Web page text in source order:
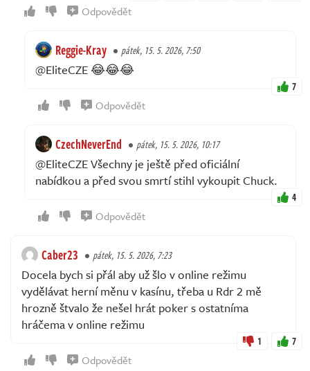
Odpovědět
Reggie-Kray pátek, 15. 5. 2026, 7:50
@EliteCZE 😂😂😂
7
Odpovědět
CzechNeverEnd pátek, 15. 5. 2026, 10:17
@EliteCZE Všechny je ještě před oficiální
nabídkou a před svou smrtí stihl vykoupit Chuck.
4
Odpovědět
Caber23 pátek, 15. 5. 2026, 7:23
Docela bych si přál aby už šlo v online režimu
vydělávat herní měnu v kasínu, třeba u Rdr 2 mě
hrozně štvalo že nešel hrát poker s ostatníma
hráčema v online režimu
1 7
Odpovědět